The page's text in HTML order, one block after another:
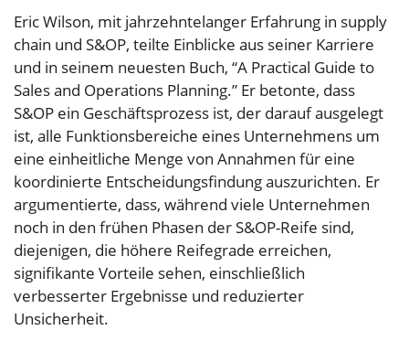
Eric Wilson, mit jahrzehntelanger Erfahrung in supply
chain und S&OP, teilte Einblicke aus seiner Karriere
und in seinem neuesten Buch, “A Practical Guide to
Sales and Operations Planning.” Er betonte, dass
S&OP ein Geschäftsprozess ist, der darauf ausgelegt
ist, alle Funktionsbereiche eines Unternehmens um
eine einheitliche Menge von Annahmen für eine
koordinierte Entscheidungsfindung auszurichten. Er
argumentierte, dass, während viele Unternehmen
noch in den frühen Phasen der S&OP-Reife sind,
diejenigen, die höhere Reifegrade erreichen,
signifikante Vorteile sehen, einschließlich
verbesserter Ergebnisse und reduzierter
Unsicherheit.